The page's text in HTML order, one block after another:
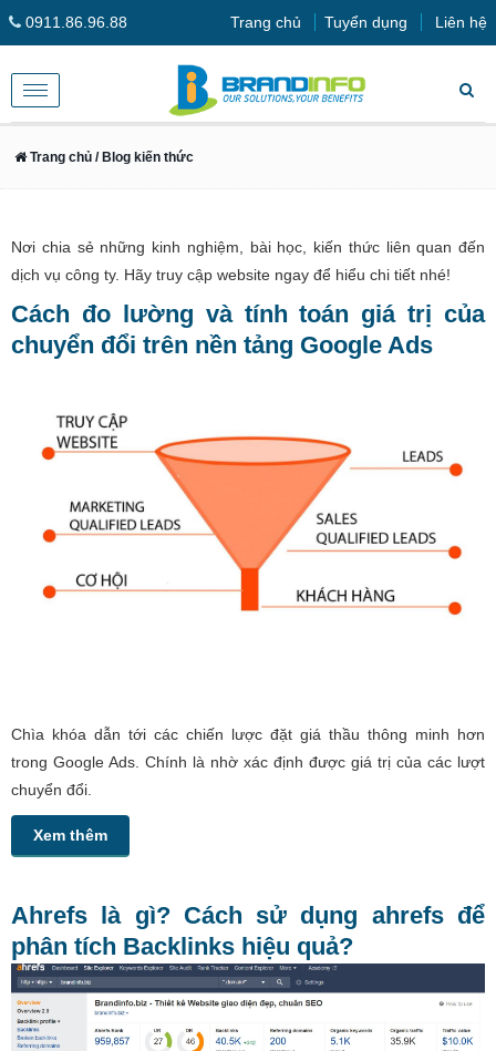
0911.86.96.88 Trang chủ Tuyển dụng Liên hệ
Toggle
navigation
Trang chủ / Blog kiến thức
Nơi chia sẻ những kinh nghiệm, bài học, kiến thức liên quan đến
dịch vụ công ty. Hãy truy cập website ngay để hiểu chi tiết nhé!
Cách đo lường và tính toán giá trị của
chuyển đổi trên nền tảng Google Ads
Chìa khóa dẫn tới các chiến lược đặt giá thầu thông minh hơn
trong Google Ads. Chính là nhờ xác định được giá trị của các lượt
chuyển đổi.
Xem thêm
Ahrefs là gì? Cách sử dụng ahrefs để
phân tích Backlinks hiệu quả?